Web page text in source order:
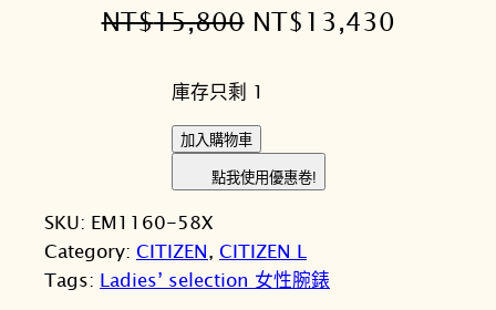
NT$15,800 原
價
格
：
T
$
NT$ 13,430
庫存只剩 1
C
T
I
Z
E
加入購物車
點我使用優惠卷!
SKU: EM1160-58X
Category: CITIZEN, CITIZEN L
Tags: Ladies’ selection 女性腕錶